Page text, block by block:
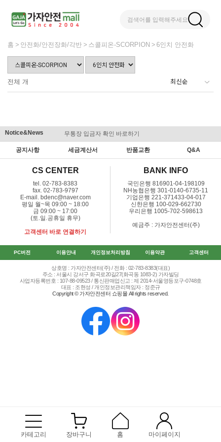
검색어를 입력해주세요
카테고리 장바구니 홈 마이페이지
홈 안전화/안전장화/각반 스콜피온-SCORPION 6인치 안전화
전체 개
Notice&News 무통장 입금자 확인 바로하기
공지사항 세금계산서 반품교환 Q&A
CS CENTER
tel. 02-783-8383
fax. 02-783-9797
E-mail. bdenc@naver.com
평일 월~목 09:00 ~ 18:00
금 09:00 ~ 17:00
(토.일.공휴일 휴무)
고객센터 바로 연결하기
BANK INFO
국민은행 816901-04-198109
NH농협은행 301-0140-6735-11
기업은행 221-371433-04-017
신한은행 100-029-662730
우리은행 1005-702-598613
예금주 : 가자안전센터(주)
PC버전 이용안내 개인정보처리방침 이용약관 고객센터
상호명 : 가자안전센터(주) / 전화 : 02-783-8383(대표)
주소 : 서울시 강서구 화곡로20길27(화곡동 1083-2) 가자빌딩
사업자등록번호 : 107-88-09523 / 통신판매업신고 : 제 2014-서울영등포구-0748호
대표 : 조현성 / 개인정보관리책임자 : 정준규
Copyright © 가자안전센터 쇼핑몰 All rights reserved.